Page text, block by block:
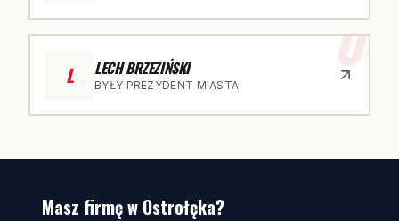
04
L LECH BRZEZIŃSKI
BYŁY PREZYDENT MIASTA
Masz firmę w Ostrołęka?